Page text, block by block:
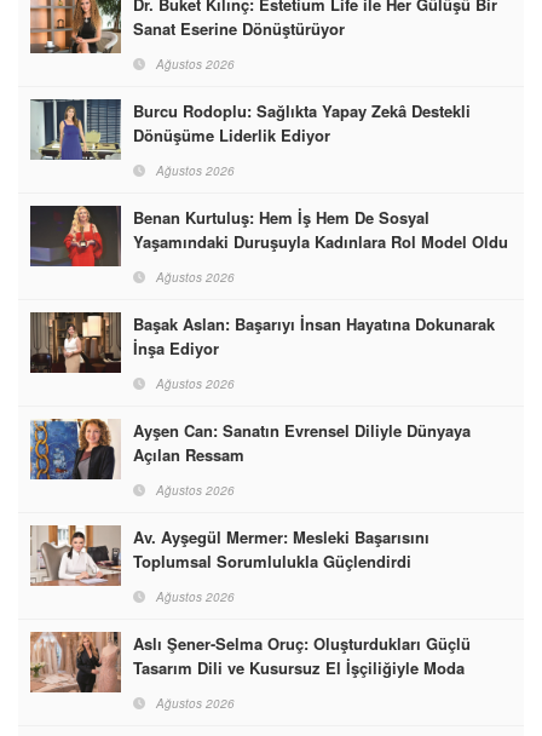
Sanat Eserine Dönüştürüyor
Ağustos 2026
Burcu Rodoplu: Sağlıkta Yapay Zekâ Destekli
Dönüşüme Liderlik Ediyor
Ağustos 2026
Benan Kurtuluş: Hem İş Hem De Sosyal
Yaşamındaki Duruşuyla Kadınlara Rol Model Oldu
Ağustos 2026
Başak Aslan: Başarıyı İnsan Hayatına Dokunarak
İnşa Ediyor
Ağustos 2026
Ayşen Can: Sanatın Evrensel Diliyle Dünyaya
Açılan Ressam
Ağustos 2026
Av. Ayşegül Mermer: Mesleki Başarısını
Toplumsal Sorumlulukla Güçlendirdi
Ağustos 2026
Aslı Şener-Selma Oruç: Oluşturdukları Güçlü
Tasarım Dili ve Kusursuz El İşçiliğiyle Moda
Ağustos 2026